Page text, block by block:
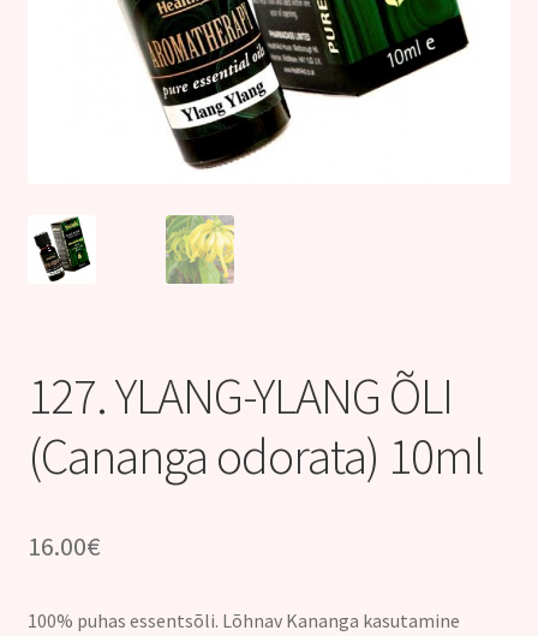
127. YLANG-YLANG ÕLI
(Cananga odorata) 10ml
16.00€
100% puhas essentsõli. Lõhnav Kananga kasutamine